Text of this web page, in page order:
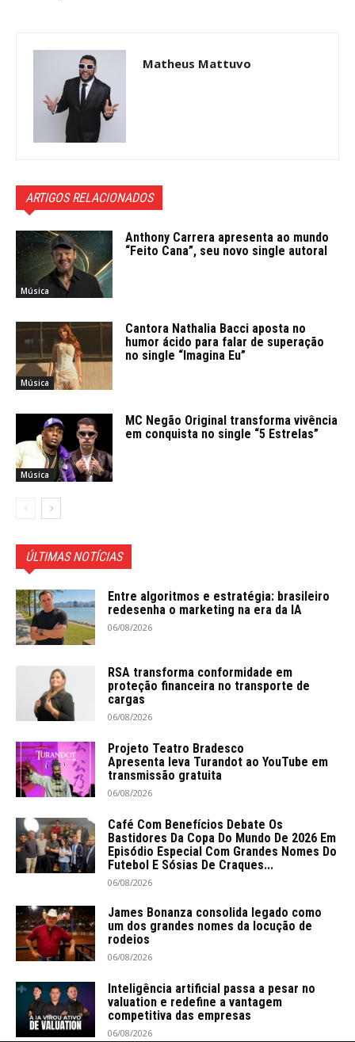
Matheus Mattuvo
ARTIGOS RELACIONADOS
Música
Anthony Carrera apresenta ao mundo
“Feito Cana”, seu novo single autoral
Música
Cantora Nathalia Bacci aposta no
humor ácido para falar de superação
no single “Imagina Eu”
Música
MC Negão Original transforma vivência
em conquista no single “5 Estrelas”
ÚLTIMAS NOTÍCIAS
Entre algoritmos e estratégia: brasileiro
redesenha o marketing na era da IA
06/08/2026
RSA transforma conformidade em
proteção financeira no transporte de
cargas
06/08/2026
Projeto Teatro Bradesco
Apresenta leva Turandot ao YouTube em
transmissão gratuita
06/08/2026
Café Com Benefícios Debate Os
Bastidores Da Copa Do Mundo De 2026 Em
Episódio Especial Com Grandes Nomes Do
Futebol E Sósias De Craques...
06/08/2026
James Bonanza consolida legado como
um dos grandes nomes da locução de
rodeios
06/08/2026
Inteligência artificial passa a pesar no
valuation e redefine a vantagem
competitiva das empresas
06/08/2026